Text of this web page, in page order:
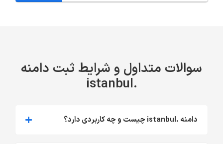
سوالات متداول و شرایط ثبت دامنه
.istanbul
دامنه .istanbul چیست و چه کاربردی دارد؟